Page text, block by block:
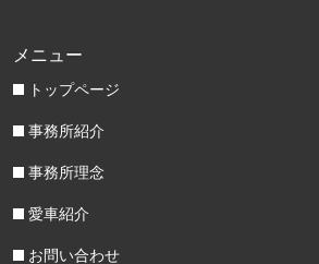
メニュー
トップページ
事務所紹介
事務所理念
愛車紹介
お問い合わせ